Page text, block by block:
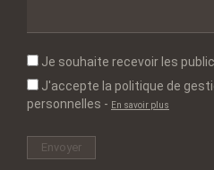
Je souhaite recevoir les
J'accepte la politique de
personnelles - En savoir plus